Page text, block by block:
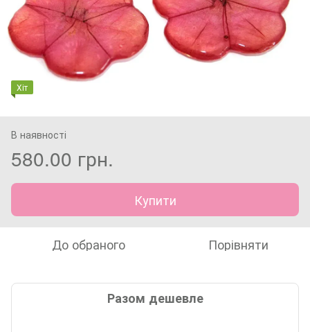
Хіт
В наявності
580.00 грн.
Купити
До обраного Порівняти
Разом дешевле